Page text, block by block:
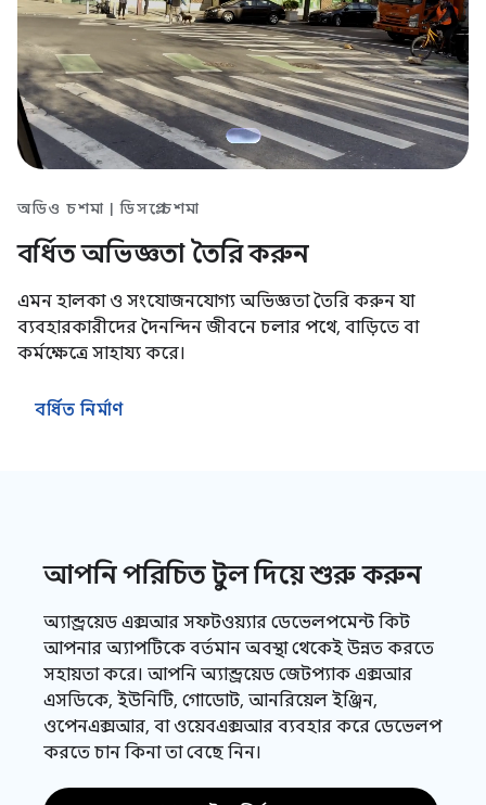
অডিও চশমা | ডিসপ্লে চশমা
বর্ধিত অভিজ্ঞতা তৈরি করুন
এমন হালকা ও সংযোজনযোগ্য অভিজ্ঞতা তৈরি করুন যা
ব্যবহারকারীদের দৈনন্দিন জীবনে চলার পথে, বাড়িতে বা
কর্মক্ষেত্রে সাহায্য করে।
বর্ধিত নির্মাণ
আপনি পরিচিত টুল দিয়ে শুরু করুন
অ্যান্ড্রয়েড এক্সআর সফটওয়্যার ডেভেলপমেন্ট কিট
আপনার অ্যাপটিকে বর্তমান অবস্থা থেকেই উন্নত করতে
সহায়তা করে। আপনি অ্যান্ড্রয়েড জেটপ্যাক এক্সআর
এসডিকে, ইউনিটি, গোডোট, আনরিয়েল ইঞ্জিন,
ওপেনএক্সআর, বা ওয়েবএক্সআর ব্যবহার করে ডেভেলপ
করতে চান কিনা তা বেছে নিন।